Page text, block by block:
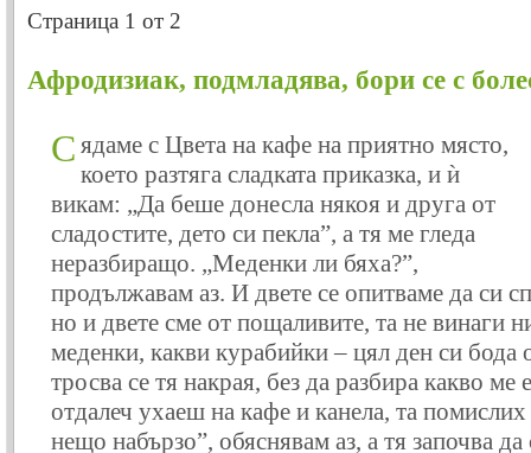
Страница 1 от 2
Афродизиак, подмладява, бори се с
С ядаме с Цвета на кафе на приятно място,
което разтяга сладката приказка, и ѝ
викам: „Да беше донесла някоя и друга от
сладостите, дето си пекла”, а тя ме гледа
неразбиращо. „Меденки ли бяха?”,
продължавам аз. И двете се опитваме да си
но и двете сме от пощаливите, та не винаги
меденки, какви курабийки – цял ден си бода
тросва се тя накрая, без да разбира какво ме
отдалеч ухаеш на кафе и канела, та помислих
нещо набързо”, обяснявам аз, а тя започва